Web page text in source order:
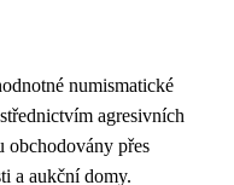
numismatické
agresivních
obchodovány přes
a aukční domy.